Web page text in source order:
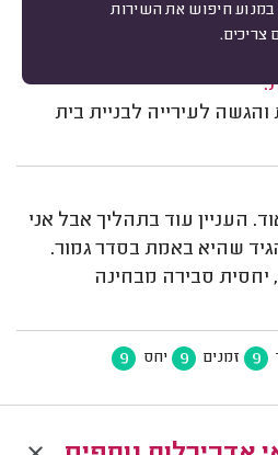
חיפוש את השירות
צריכים.
שמורים במידרג
והגשה לעירייה לבניית בית
העניין עוד בתהליך אבל אני
שהיא באמת בסדר גמור.
יחסית סבירה מבחינה
9 זמנים 9 יחס 9